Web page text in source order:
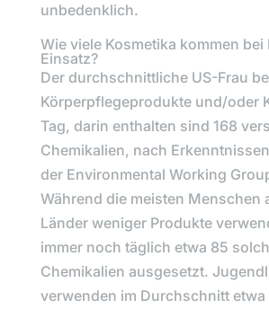
unbedenklich.
Wie viele Kosmetika kommen bei
Einsatz?
Der durchschnittliche US-Frau
Körperpflegeprodukte und/oder
Tag, darin enthalten sind 168
Chemikalien, nach Erkenntnissen
der Environmental Working
Während die meisten Menschen
Länder weniger Produkte
immer noch täglich etwa 85
Chemikalien ausgesetzt.
verwenden im Durchschnitt etwa